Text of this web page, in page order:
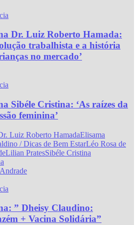
Dr. Luiz Roberto Hamada:
trabalhista e a história
no mercado’
Sibéle Cristina: ‘As raízes da
feminina’
Luiz Roberto HamadaElisama
/ Dicas de Bem EstarLéo Rosa de
Lilian PratesSibéle Cristina
” Dheisy Claudino:
+ Vacina Solidária”